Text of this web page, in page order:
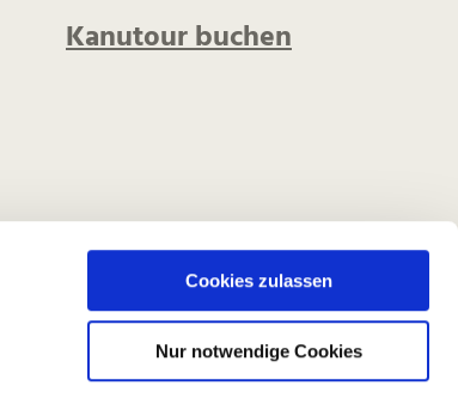
Cookies zulassen
Nur notwendige Cookies
Kanutour buchen